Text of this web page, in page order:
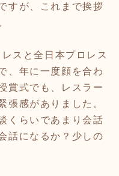
すが、これまで挨拶
スと全日本プロレス
、年に一度顔を合わ
賞式でも、レスラー
張感がありました。
くらいであまり会話
話になるか？少しの